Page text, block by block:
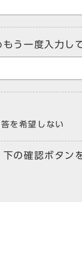
う一度入力し
答を希望しない
の確認ボタン